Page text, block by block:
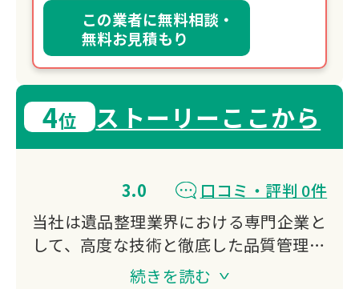
この業者に無料相談・
無料お見積もり
4位 ストーリーここから
3.0
口コミ・評判 0件
当社は遺品整理業界における専門企業と
して、高度な技術と徹底した品質管理に
基づき、誠実かつ迅速なサービスを提供
続きを読む